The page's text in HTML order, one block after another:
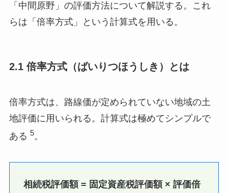
「中間原野」の評価方法について解説する。これ
らは「倍率方式」という計算式を用いる。
2.1 倍率方式（ばいりつほうしき）とは
倍率方式は、路線価が定められていない地域の土
地評価に用いられる。計算式は極めてシンプルで
ある 5。
相続税評価額 = 固定資産税評価額 × 評価倍